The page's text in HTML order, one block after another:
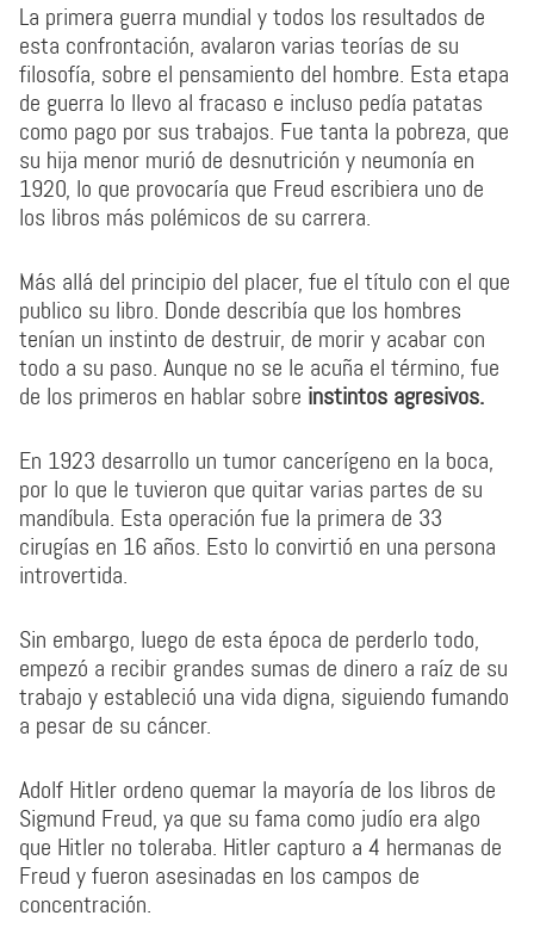
La primera guerra mundial y todos los resultados de
esta confrontación, avalaron varias teorías de su
filosofía, sobre el pensamiento del hombre. Esta etapa
de guerra lo llevo al fracaso e incluso pedía patatas
como pago por sus trabajos. Fue tanta la pobreza, que
su hija menor murió de desnutrición y neumonía en
1920, lo que provocaría que Freud escribiera uno de
los libros más polémicos de su carrera.
Más allá del principio del placer, fue el título con el que
publico su libro. Donde describía que los hombres
tenían un instinto de destruir, de morir y acabar con
todo a su paso. Aunque no se le acuña el término, fue
de los primeros en hablar sobre instintos agresivos.
En 1923 desarrollo un tumor cancerígeno en la boca,
por lo que le tuvieron que quitar varias partes de su
mandíbula. Esta operación fue la primera de 33
cirugías en 16 años. Esto lo convirtió en una persona
introvertida.
Sin embargo, luego de esta época de perderlo todo,
empezó a recibir grandes sumas de dinero a raíz de su
trabajo y estableció una vida digna, siguiendo fumando
a pesar de su cáncer.
Adolf Hitler ordeno quemar la mayoría de los libros de
Sigmund Freud, ya que su fama como judío era algo
que Hitler no toleraba. Hitler capturo a 4 hermanas de
Freud y fueron asesinadas en los campos de
concentración.